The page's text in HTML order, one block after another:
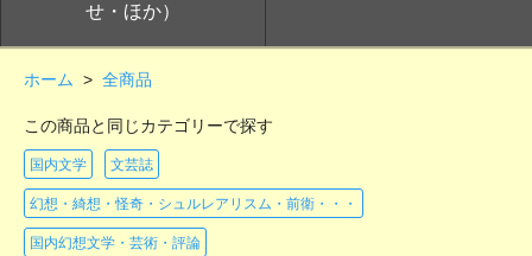
せ・ほか）
ホーム > 全商品
この商品と同じカテゴリーで探す
国内文学 文芸誌
幻想・綺想・怪奇・シュルレアリスム・前衛・・・
国内幻想文学・芸術・評論